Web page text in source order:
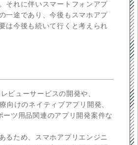
それに伴いスマートフォンアプ
一途であり、今後もスマホアプ
は今後も続いて行くと考えられ
ビューサービスの開発や、
向けのネイティブアプリ開発、
ツ用品関連のアプリ開発案件な
るため、スマホアプリエンジニ